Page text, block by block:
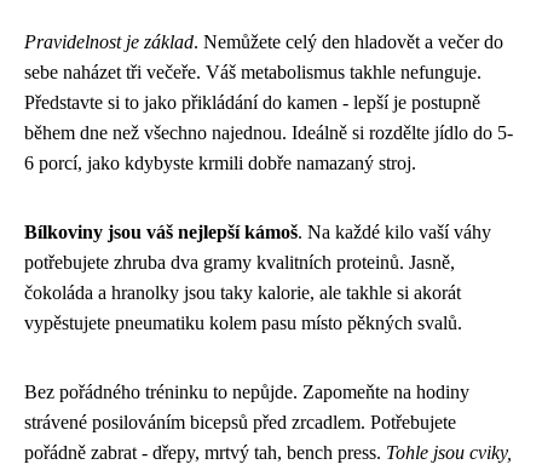
Pravidelnost je základ. Nemůžete celý den hladovět a večer do
sebe naházet tři večeře. Váš metabolismus takhle nefunguje.
Představte si to jako přikládání do kamen - lepší je postupně
během dne než všechno najednou. Ideálně si rozdělte jídlo do 5-
6 porcí, jako kdybyste krmili dobře namazaný stroj.
Bílkoviny jsou váš nejlepší kámoš. Na každé kilo vaší váhy
potřebujete zhruba dva gramy kvalitních proteinů. Jasně,
čokoláda a hranolky jsou taky kalorie, ale takhle si akorát
vypěstujete pneumatiku kolem pasu místo pěkných svalů.
Bez pořádného tréninku to nepůjde. Zapomeňte na hodiny
strávené posilováním bicepsů před zrcadlem. Potřebujete
pořádně zabrat - dřepy, mrtvý tah, bench press. Tohle jsou cviky,